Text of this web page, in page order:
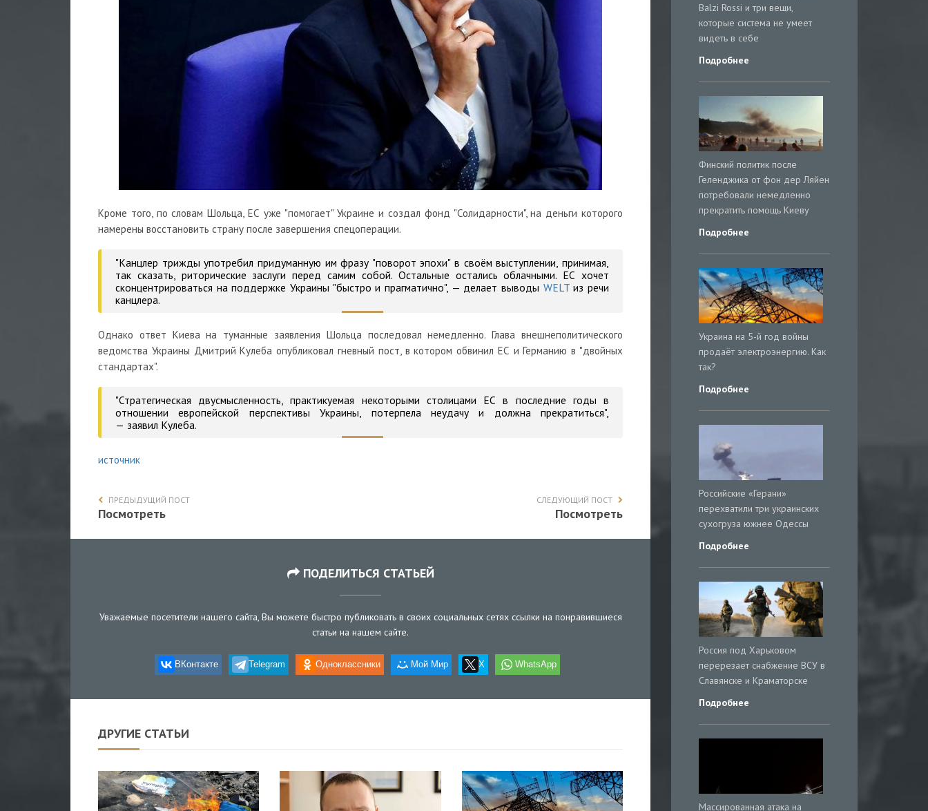
Кроме того, по словам Шольца, ЕС уже "помогает" Украине и создал фонд "Солидарности", на деньги которого
намерены восстановить страну после завершения спецоперации.
"Канцлер трижды употребил придуманную им фразу "поворот эпохи" в своём выступлении, принимая,
так сказать, риторические заслуги перед самим собой. Остальные остались облачными. ЕС хочет
сконцентрироваться на поддержке Украины "быстро и прагматично", — делает выводы WELT из речи
канцлера.
Однако ответ Киева на туманные заявления Шольца последовал немедленно. Глава внешнеполитического
ведомства Украины Дмитрий Кулеба опубликовал гневный пост, в котором обвинил ЕС и Германию в "двойных
стандартах".
"Стратегическая двусмысленность, практикуемая некоторыми столицами ЕС в последние годы в
отношении европейской перспективы Украины, потерпела неудачу и должна прекратиться",
— заявил Кулеба.
источник
ПРЕДЫДУЩИЙ ПОСТ
Посмотреть
СЛЕДУЮЩИЙ ПОСТ
Посмотреть
ПОДЕЛИТЬСЯ СТАТЬЕЙ
Уважаемые посетители нашего сайта, Вы можете быстро публиковать в своих социальных сетях ссылки на понравившиеся
статьи на нашем сайте.
ВКонтакте Telegram Одноклассники Мой Мир X WhatsApp
ДРУГИЕ СТАТЬИ
Balzi Rossi и три вещи,
которые система не умеет
видеть в себе
Подробнее
Финский политик после
Геленджика от фон дер Ляйен
потребовали немедленно
прекратить помощь Киеву
Подробнее
Украина на 5-й год войны
продаёт электроэнергию. Как
так?
Подробнее
Российские «Герани»
перехватили три украинских
сухогруза южнее Одессы
Подробнее
Россия под Харьковом
перерезает снабжение ВСУ в
Славянске и Краматорске
Подробнее
Массированная атака на